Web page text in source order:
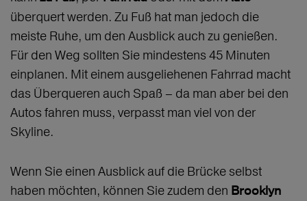
überquert werden. Zu Fuß hat man jedoch die
meiste Ruhe, um den Ausblick auch zu genießen.
Für den Weg sollten Sie mindestens 45 Minuten
einplanen. Mit einem ausgeliehenen Fahrrad macht
das Überqueren auch Spaß – da man aber bei den
Autos fahren muss, verpasst man viel von der
Skyline.
Wenn Sie einen Ausblick auf die Brücke selbst
haben möchten, können Sie zudem den Brooklyn